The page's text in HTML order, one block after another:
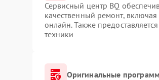
Сервисный центр BQ
качественный ремонт,
онлайн. Также
техники
Оригинальные